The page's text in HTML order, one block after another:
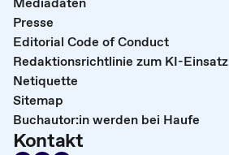
Presse
Editorial Code of Conduct
Redaktionsrichtlinie zum KI-Einsatz
Netiquette
Sitemap
Buchautor:in werden bei Haufe
Kontakt